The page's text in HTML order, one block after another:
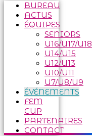
BUREAU
ACTUS
ÉQUIPES
SENIORS
U16/U17/U18
U14/U15
U12/U13
U10/U11
U7/U8/U9
ÉVÉNEMENTS
FEM
CUP
PARTENAIRES
CONTACT